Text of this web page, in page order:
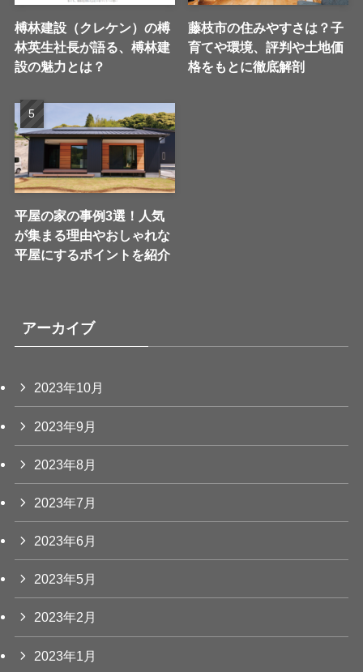
榑林建設（クレケン）の榑
林英生社長が語る、榑林建
設の魅力とは？
藤枝市の住みやすさは？子
育てや環境、評判や土地価
格をもとに徹底解剖
平屋の家の事例3選！人気
が集まる理由やおしゃれな
平屋にするポイントを紹介
アーカイブ
2023年10月
2023年9月
2023年8月
2023年7月
2023年6月
2023年5月
2023年2月
2023年1月